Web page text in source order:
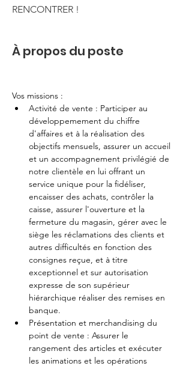
RENCONTRER !
À propos du poste
Vos missions :
Activité de vente : Participer au
développemement du chiffre
d'affaires et à la réalisation des
objectifs mensuels, assurer un accueil
et un accompagnement privilégié de
notre clientèle en lui offrant un
service unique pour la fidéliser,
encaisser des achats, contrôler la
caisse, assurer l'ouverture et la
fermeture du magasin, gérer avec le
siège les réclamations des clients et
autres difficultés en fonction des
consignes reçue, et à titre
exceptionnel et sur autorisation
expresse de son supérieur
hiérarchique réaliser des remises en
banque.
Présentation et merchandising du
point de vente : Assurer le
rangement des articles et exécuter
les animations et les opérations